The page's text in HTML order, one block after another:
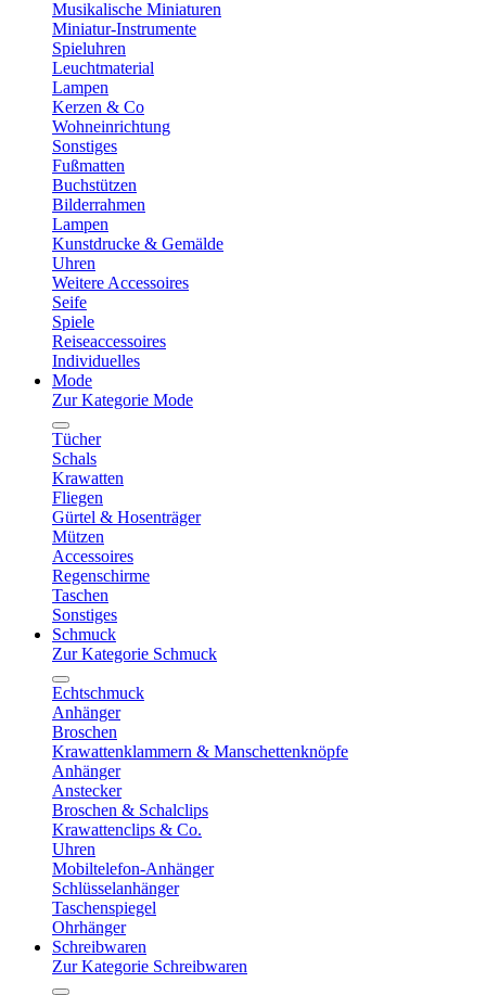
Musikalische Miniaturen
Miniatur-Instrumente
Spieluhren
Leuchtmaterial
Lampen
Kerzen & Co
Wohneinrichtung
Sonstiges
Fußmatten
Buchstützen
Bilderrahmen
Lampen
Kunstdrucke & Gemälde
Uhren
Weitere Accessoires
Seife
Spiele
Reiseaccessoires
Individuelles
Mode
Zur Kategorie Mode
Tücher
Schals
Krawatten
Fliegen
Gürtel & Hosenträger
Mützen
Accessoires
Regenschirme
Taschen
Sonstiges
Schmuck
Zur Kategorie Schmuck
Echtschmuck
Anhänger
Broschen
Krawattenklammern & Manschettenknöpfe
Anhänger
Anstecker
Broschen & Schalclips
Krawattenclips & Co.
Uhren
Mobiltelefon-Anhänger
Schlüsselanhänger
Taschenspiegel
Ohrhänger
Schreibwaren
Zur Kategorie Schreibwaren